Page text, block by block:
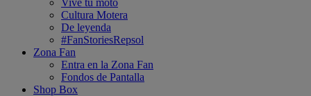
Vive tu moto
Cultura Motera
De leyenda
#FanStoriesRepsol
Zona Fan
Entra en la Zona Fan
Fondos de Pantalla
Shop Box